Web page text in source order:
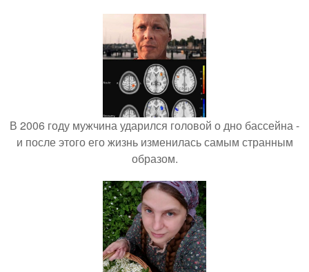
В 2006 году мужчина ударился головой о дно бассейна -
и после этого его жизнь изменилась самым странным
образом.